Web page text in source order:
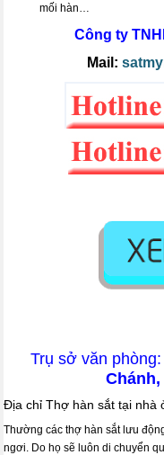
mối hàn…
Công ty
Mail:
Trụ sở văn phòng:
Địa chỉ Thợ hàn sắt tại nhà
Thường các thợ hàn sắt lưu
ngơi. Do họ sẽ luôn di chuyển